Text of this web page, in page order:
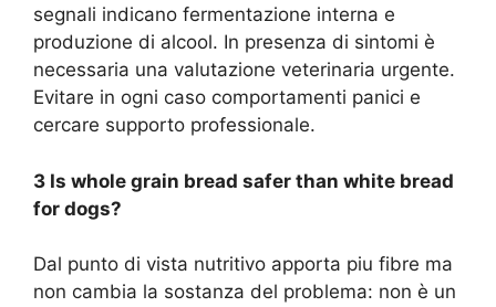
segnali indicano fermentazione interna e
produzione di alcool. In presenza di sintomi è
necessaria una valutazione veterinaria urgente.
Evitare in ogni caso comportamenti panici e
cercare supporto professionale.
3 Is whole grain bread safer than white bread
for dogs?
Dal punto di vista nutritivo apporta piu fibre ma
non cambia la sostanza del problema: non è un